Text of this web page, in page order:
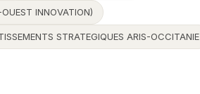
INNOVATION)
STRATEGIQUES ARIS-OCCITANIE